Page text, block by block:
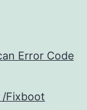
Error Code
Fixboot